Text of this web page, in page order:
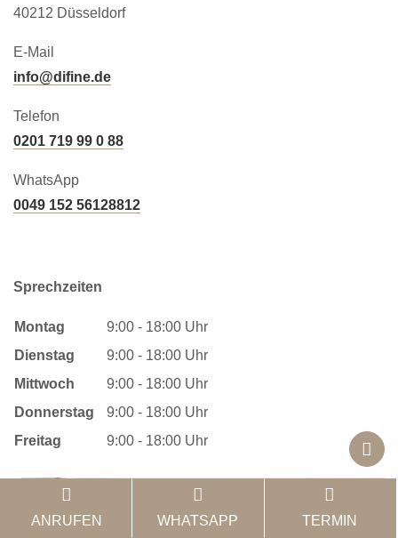
40212 Düsseldorf
E-Mail
info@difine.de
Telefon
0201 719 99 0 88
WhatsApp
0049 152 56128812
Sprechzeiten
Montag
9:00 - 18:00 Uhr
Dienstag
9:00 - 18:00 Uhr
Mittwoch
9:00 - 18:00 Uhr
Donnerstag
9:00 - 18:00 Uhr
Freitag
9:00 - 18:00 Uhr
ANRUFEN WHATSAPP TERMIN